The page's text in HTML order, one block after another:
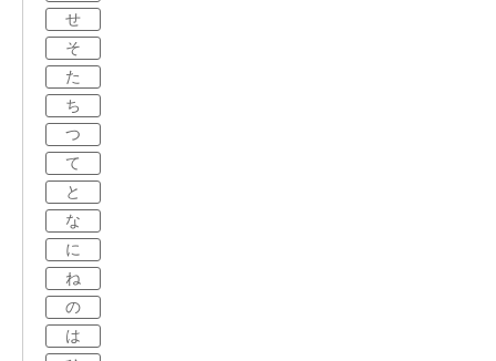
せ
そ
た
ち
つ
て
と
な
に
ね
の
は